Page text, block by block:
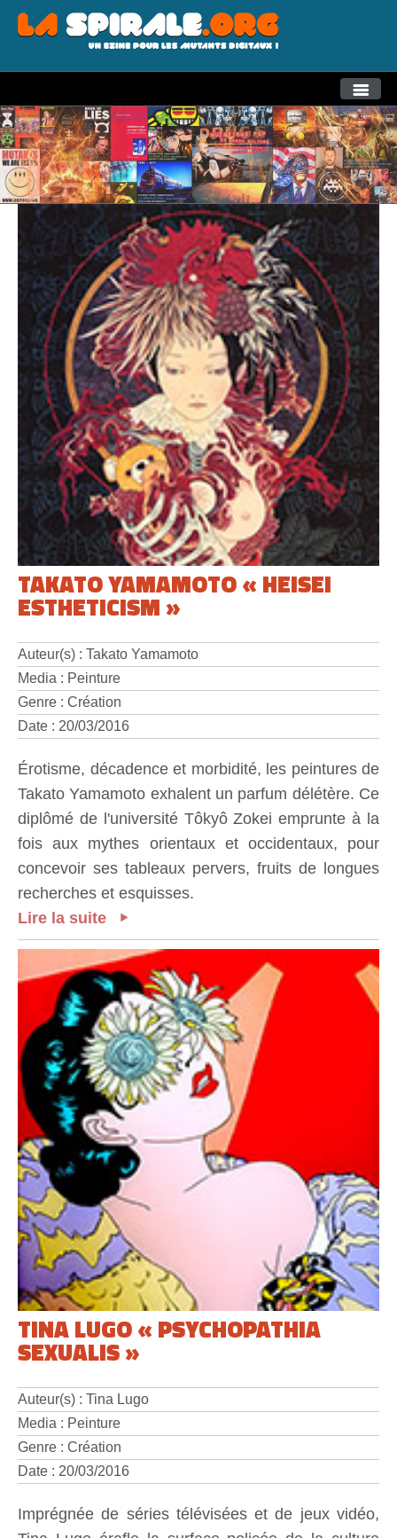
THEMES
RECHERCHE AVANCEE
LA SPIRALE
TAKATO YAMAMOTO « HEISEI
ESTHETICISM »
Auteur(s) : Takato Yamamoto
Media : Peinture
Genre : Création
Date : 20/03/2016
Érotisme, décadence et morbidité, les peintures de
Takato Yamamoto exhalent un parfum délétère. Ce
diplômé de l'université Tôkyô Zokei emprunte à la
fois aux mythes orientaux et occidentaux, pour
concevoir ses tableaux pervers, fruits de longues
recherches et esquisses.
Lire la suite
TINA LUGO « PSYCHOPATHIA
SEXUALIS »
Auteur(s) : Tina Lugo
Media : Peinture
Genre : Création
Date : 20/03/2016
Imprégnée de séries télévisées et de jeux vidéo,